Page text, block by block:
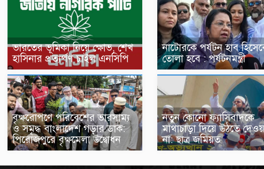
ভারতের ভূমিকা নিয়ে ক্ষোভ, শেখ
হাসিনার প্রত্যর্পণ চাইল এনসিপি
নাটোরকে পর্যটন হাব
তোলা হবে : পর্যটনমন্ত্রী
বৃক্ষরোপণে পরিবেশের ভারসাম্য
ও সমৃদ্ধ বাংলাদেশ গড়ার ডাক:
পিরোজপুরে বৃক্ষমেলা উদ্বোধন
নতুন কোনো ফ্যাসিবাদকে
মাথাচাড়া দিয়ে উঠতে
না: ছাত্র জমিয়ত